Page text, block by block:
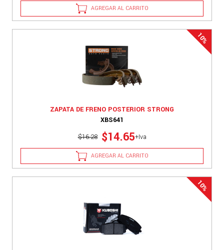
AGREGAR AL CARRITO
ZAPATA DE FRENO POSTERIOR STRONG
XBS641
$16.28 $14.65+Iva
AGREGAR AL CARRITO